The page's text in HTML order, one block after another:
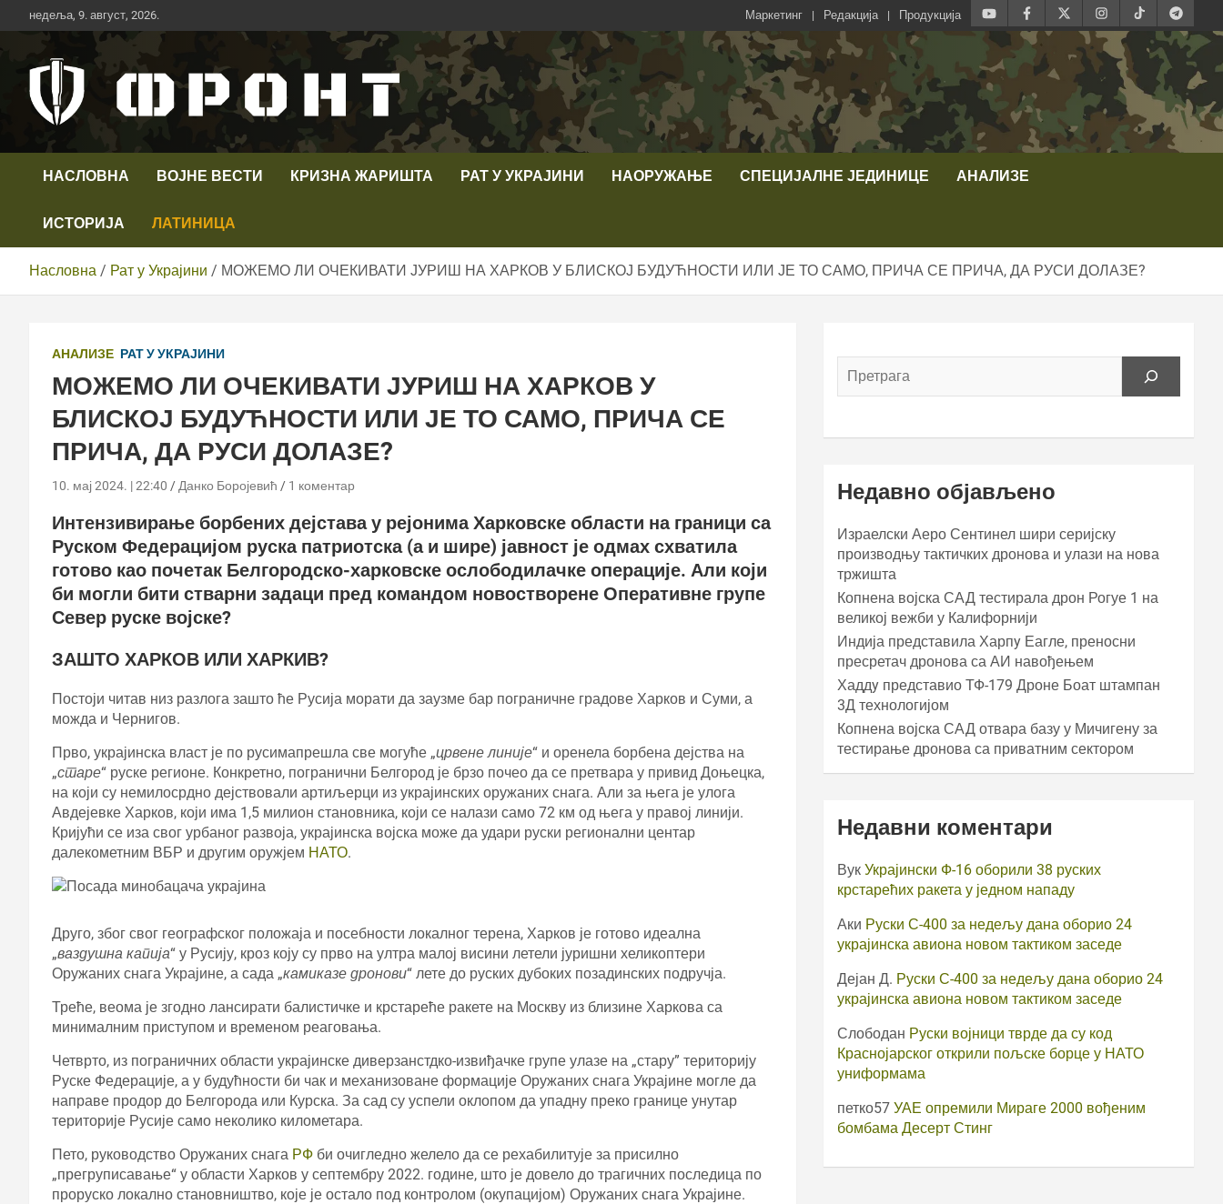
Скип
то
недеља, 9. август, 2026. Маркетинг Редакција Продукција
Телевизија ФРОНТ
НАСЛОВНА ВОЈНЕ ВЕСТИ КРИЗНА ЖАРИШТА РАТ У УКРАЈИНИ НАОРУЖАЊЕ СПЕЦИЈАЛНЕ ЈЕДИНИЦЕ АНАЛИЗЕ
ИСТОРИЈА ЛАТИНИЦА
Насловна Рат у Украјини МОЖЕМО ЛИ ОЧЕКИВАТИ ЈУРИШ НА ХАРКОВ У БЛИСКОЈ БУДУЋНОСТИ ИЛИ ЈЕ ТО САМО, ПРИЧА СЕ ПРИЧА, ДА РУСИ ДОЛАЗЕ?
АНАЛИЗЕ РАТ У УКРАЈИНИ
МОЖЕМО ЛИ ОЧЕКИВАТИ ЈУРИШ НА ХАРКОВ У
БЛИСКОЈ БУДУЋНОСТИ ИЛИ ЈЕ ТО САМО, ПРИЧА СЕ
ПРИЧА, ДА РУСИ ДОЛАЗЕ?
10. мај 2024. | 22:40 Данко Боројевић 1 коментар
Интензивирање борбених дејстава у рејонима Харковске области на граници са
Руском Федерацијом руска патриотска (а и шире) јавност је одмах схватила
готово као почетак Белгородско-харковске ослободилачке операције. Али који
би могли бити стварни задаци пред командом новостворене Оперативне групе
Север руске војске?
ЗАШТО ХАРКОВ ИЛИ ХАРКИВ?
Постоји читав низ разлога зашто ће Русија морати да заузме бар пограничне градове Харков и Суми, а
можда и Чернигов.
Прво, украјинска власт је по русимапрешла све могуће „црвене линије“ и оренела борбена дејства на
„старе“ руске регионе. Конкретно, погранични Белгород је брзо почео да се претвара у привид Доњецка,
на који су немилосрдно дејствовали артиљерци из украјинских оружаних снага. Али за њега је улога
Авдејевке Харков, који има 1,5 милион становника, који се налази само 72 км од њега у правој линији.
Кријући се иза свог урбаног развоја, украјинска војска може да удари руски регионални центар
далекометним ВБР и другим оружјем НАТО.
Друго, због свог географског положаја и посебности локалног терена, Харков је готово идеална
„ваздушна капија“ у Русију, кроз коју су прво на ултра малој висини летели јуришни хеликоптери
Оружаних снага Украјине, а сада „камиказе дронови“ лете до руских дубоких позадинских подручја.
Треће, веома је згодно лансирати балистичке и крстареће ракете на Москву из близине Харкова са
минималним приступом и временом реаговања.
Четврто, из пограничних области украјинске диверзанстдко-извиђачке групе улазе на „стару” територију
Руске Федерације, а у будућности би чак и механизоване формације Оружаних снага Украјине могле да
направе продор до Белгорода или Курска. За сад су успели оклопом да упадну преко границе унутар
територије Русије само неколико километара.
Пето, руководство Оружаних снага РФ би очигледно желело да се рехабилитује за присилно
„прегруписавање“ у области Харков у септембру 2022. године, што је довело до трагичних последица по
проруско локално становништво, које је остало под контролом (окупацијом) Оружаних снага Украјине.
Недавно објављено
Израелски Аеро Сентинел шири серијску
производњу тактичких дронова и улази на нова
тржишта
Копнена војска САД тестирала дрон Рогуе 1 на
великој вежби у Калифорнији
Индија представила Харпy Еагле, преносни
пресретач дронова са АИ навођењем
Хаддy представио ТФ-179 Дроне Боат штампан
3Д технологијом
Копнена војска САД отвара базу у Мичигену за
тестирање дронова са приватним сектором
Недавни коментари
Вук Украјински Ф-16 оборили 38 руских
крстарећих ракета у једном нападу
Аки Руски С-400 за недељу дана оборио 24
украјинска авиона новом тактиком заседе
Дејан Д. Руски С-400 за недељу дана оборио 24
украјинска авиона новом тактиком заседе
Слободан Руски војници тврде да су код
Краснојарског открили пољске борце у НАТО
униформама
петко57 УАЕ опремили Мираге 2000 вођеним
бомбама Десерт Стинг